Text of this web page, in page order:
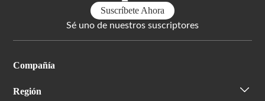
Suscríbete Ahora
Sé uno de nuestros suscriptores
Compañía
Región